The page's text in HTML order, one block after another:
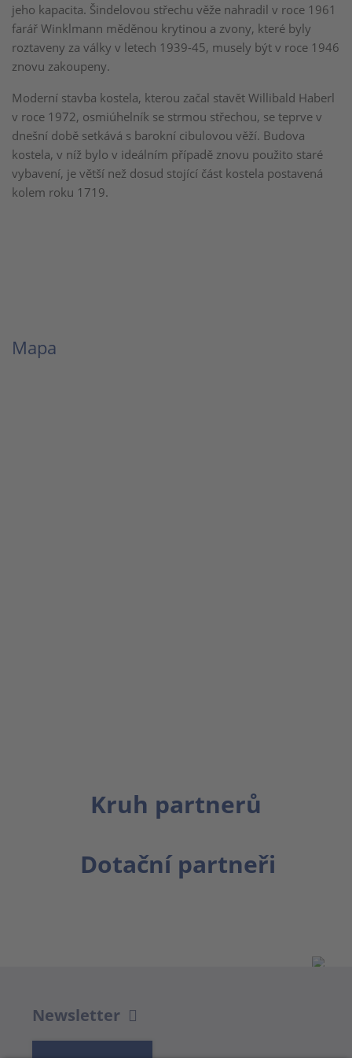
jeho kapacita. Šindelovou střechu věže nahradil v roce 1961
farář Winklmann měděnou krytinou a zvony, které byly
roztaveny za války v letech 1939-45, musely být v roce 1946
znovu zakoupeny.
Moderní stavba kostela, kterou začal stavět Willibald Haberl
v roce 1972, osmiúhelník se strmou střechou, se teprve v
dnešní době setkává s barokní cibulovou věží. Budova
kostela, v níž bylo v ideálním případě znovu použito staré
vybavení, je větší než dosud stojící část kostela postavená
kolem roku 1719.
Mapa
Kruh partnerů
Dotační partneři
Newsletter